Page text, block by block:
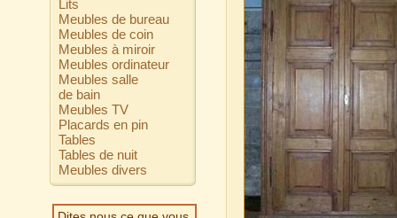
Lits
Meubles de bureau
Meubles de coin
Meubles à miroir
Meubles ordinateur
Meubles salle
de bain
Meubles TV
Placards en pin
Tables
Tables de nuit
Meubles divers